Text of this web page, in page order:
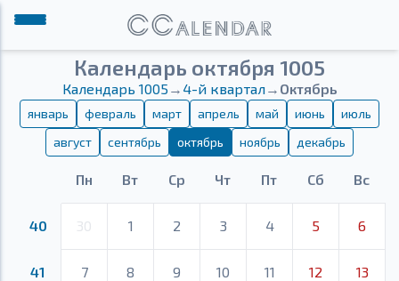
Календарь октября 1005
Календарь 1005 → 4-й квартал→ Октябрь
январь февраль март апрель май июнь
июль
август
сентябрь октябрь ноябрь декабрь
Пн Вт Ср Чт Пт Сб Вс
40 30 1 2 3 4 5 6
41 7 8 9 10 11 12 13